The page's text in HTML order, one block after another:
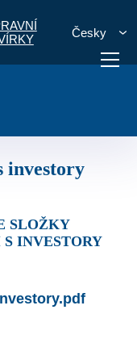
Česky
investory
INVESTORY